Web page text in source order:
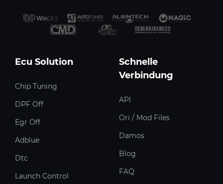
Ecu Solution
Chip Tuning
DPF Off
Egr Off
Adblue
Dtc
Launch Control
Schnelle
Verbindung
API
Ori / Mod Files
Damos
Blog
FAQ